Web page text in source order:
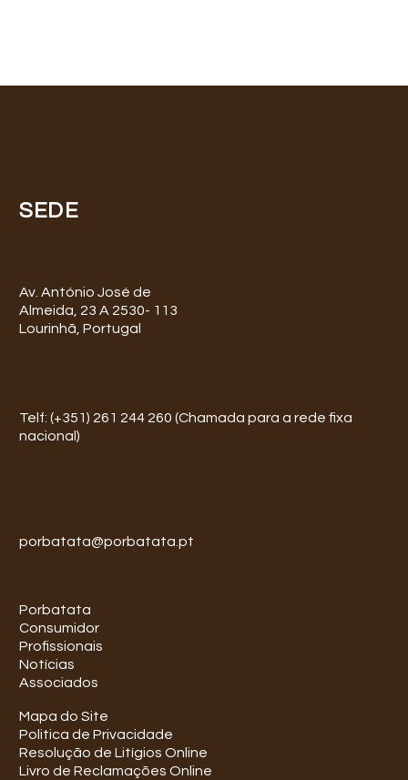
SEDE
Av. António José de
Almeida, 23 A 2530- 113
Lourinhã, Portugal
Telf: (+351) 261 244 260 (Chamada para a rede fixa
nacional)
porbatata@porbatata.pt
Porbatata
Consumidor
Profissionais
Notícias
Associados
Mapa do Site
Politica de Privacidade
Resolução de Litígios Online
Livro de Reclamações Online